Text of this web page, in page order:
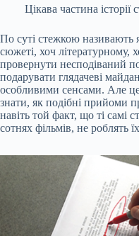
Цікава частина
По суті стежкою називають
сюжеті, хоч літературному,
провернути несподіваний
подарувати глядачеві
особливими сенсами. Але
знати, як подібні прийоми
навіть той факт, що ті самі
сотнях фільмів, не роблять